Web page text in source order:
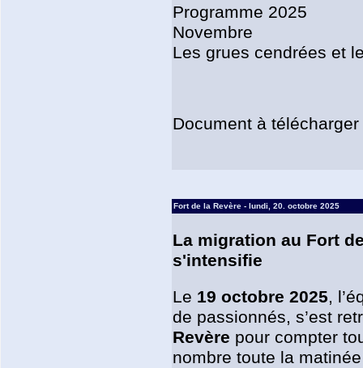
Programme 2025
Novembre
Les grues cendrées et
Document à
Fort de la Revère - lundi, 20. octobre 2025
La migration au Fort
s'intensifie
Le 19 octobre 2025,
de passionnés, s’est
Revère pour compter
nombre toute la